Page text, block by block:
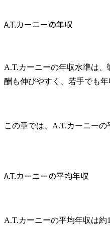
A.T.カーニーを半年でクビ
ボーナスの仕組み
昇進プロセス
保険制度
競合他社との年収比較
A.T.カーニーへの転職難易
A.T.カーニーの年収
A.T.カーニーの年収水準は
酬も伸びやすく、若手でも
この章では、A.T.カーニー
A.T.カーニーの平均年収
A.T.カーニーの平均年収は約